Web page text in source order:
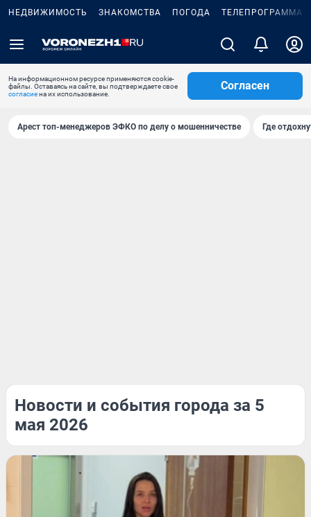
НЕДВИЖИМОСТЬ ЗНАКОМСТВА ПОГОДА ТЕЛЕПРОГРАММА
На информационном ресурсе применяются cookie-
файлы. Оставаясь на сайте, вы подтверждаете свое
согласиена их использование.
Согласен
Арест топ-менеджеров ЭФКО по делу о мошенничестве Где
Новости и события города за 5
мая 2026